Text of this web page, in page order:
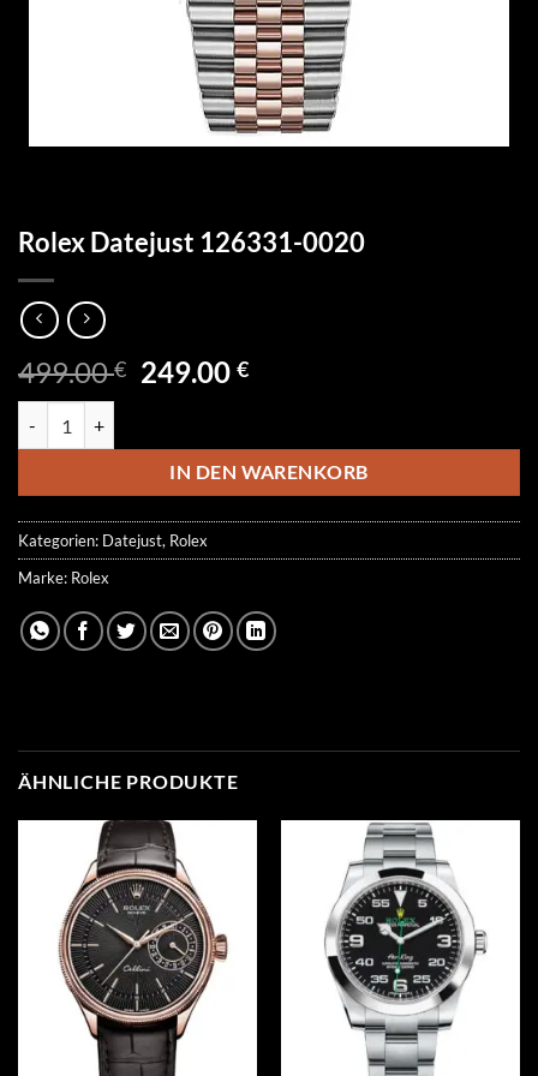
Rolex Datejust 126331-0020
499.00€ Ursprünglicher
499.00 €
249.00€Aktueller
249.00 €.
IN DEN WARENKORB
Kategorien: Datejust, Rolex
Marke: Rolex
ÄHNLICHE PRODUKTE